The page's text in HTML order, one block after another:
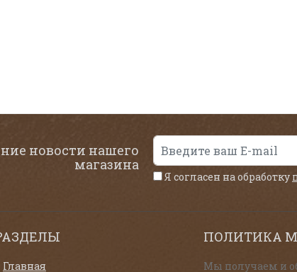
новости нашего
магазина
Я согласен на обработку
Главная
ПОЛИТИКА
Мы получаем и